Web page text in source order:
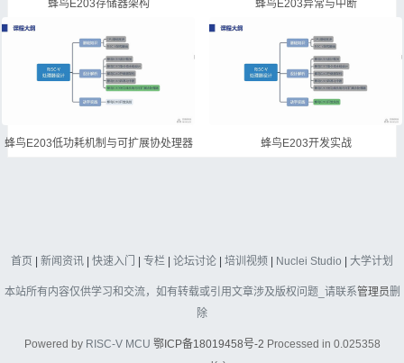
蜂鸟E203存储器架构 蜂鸟E203异常与中断
蜂鸟E203低功耗机制与可扩展协处理器 蜂鸟E203开发实战
首页 新闻资讯 快速入门 专栏 论坛讨论 培训视频 Nuclei Studio 大学计划
本站所有内容仅供学习和交流，如有转载或引用文章涉及版权问题_请联系管理员删
除
Powered by RISC-V MCU 鄂ICP备18019458号-2 Processed in 0.025358